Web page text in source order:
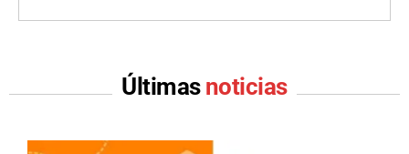
Últimas noticias